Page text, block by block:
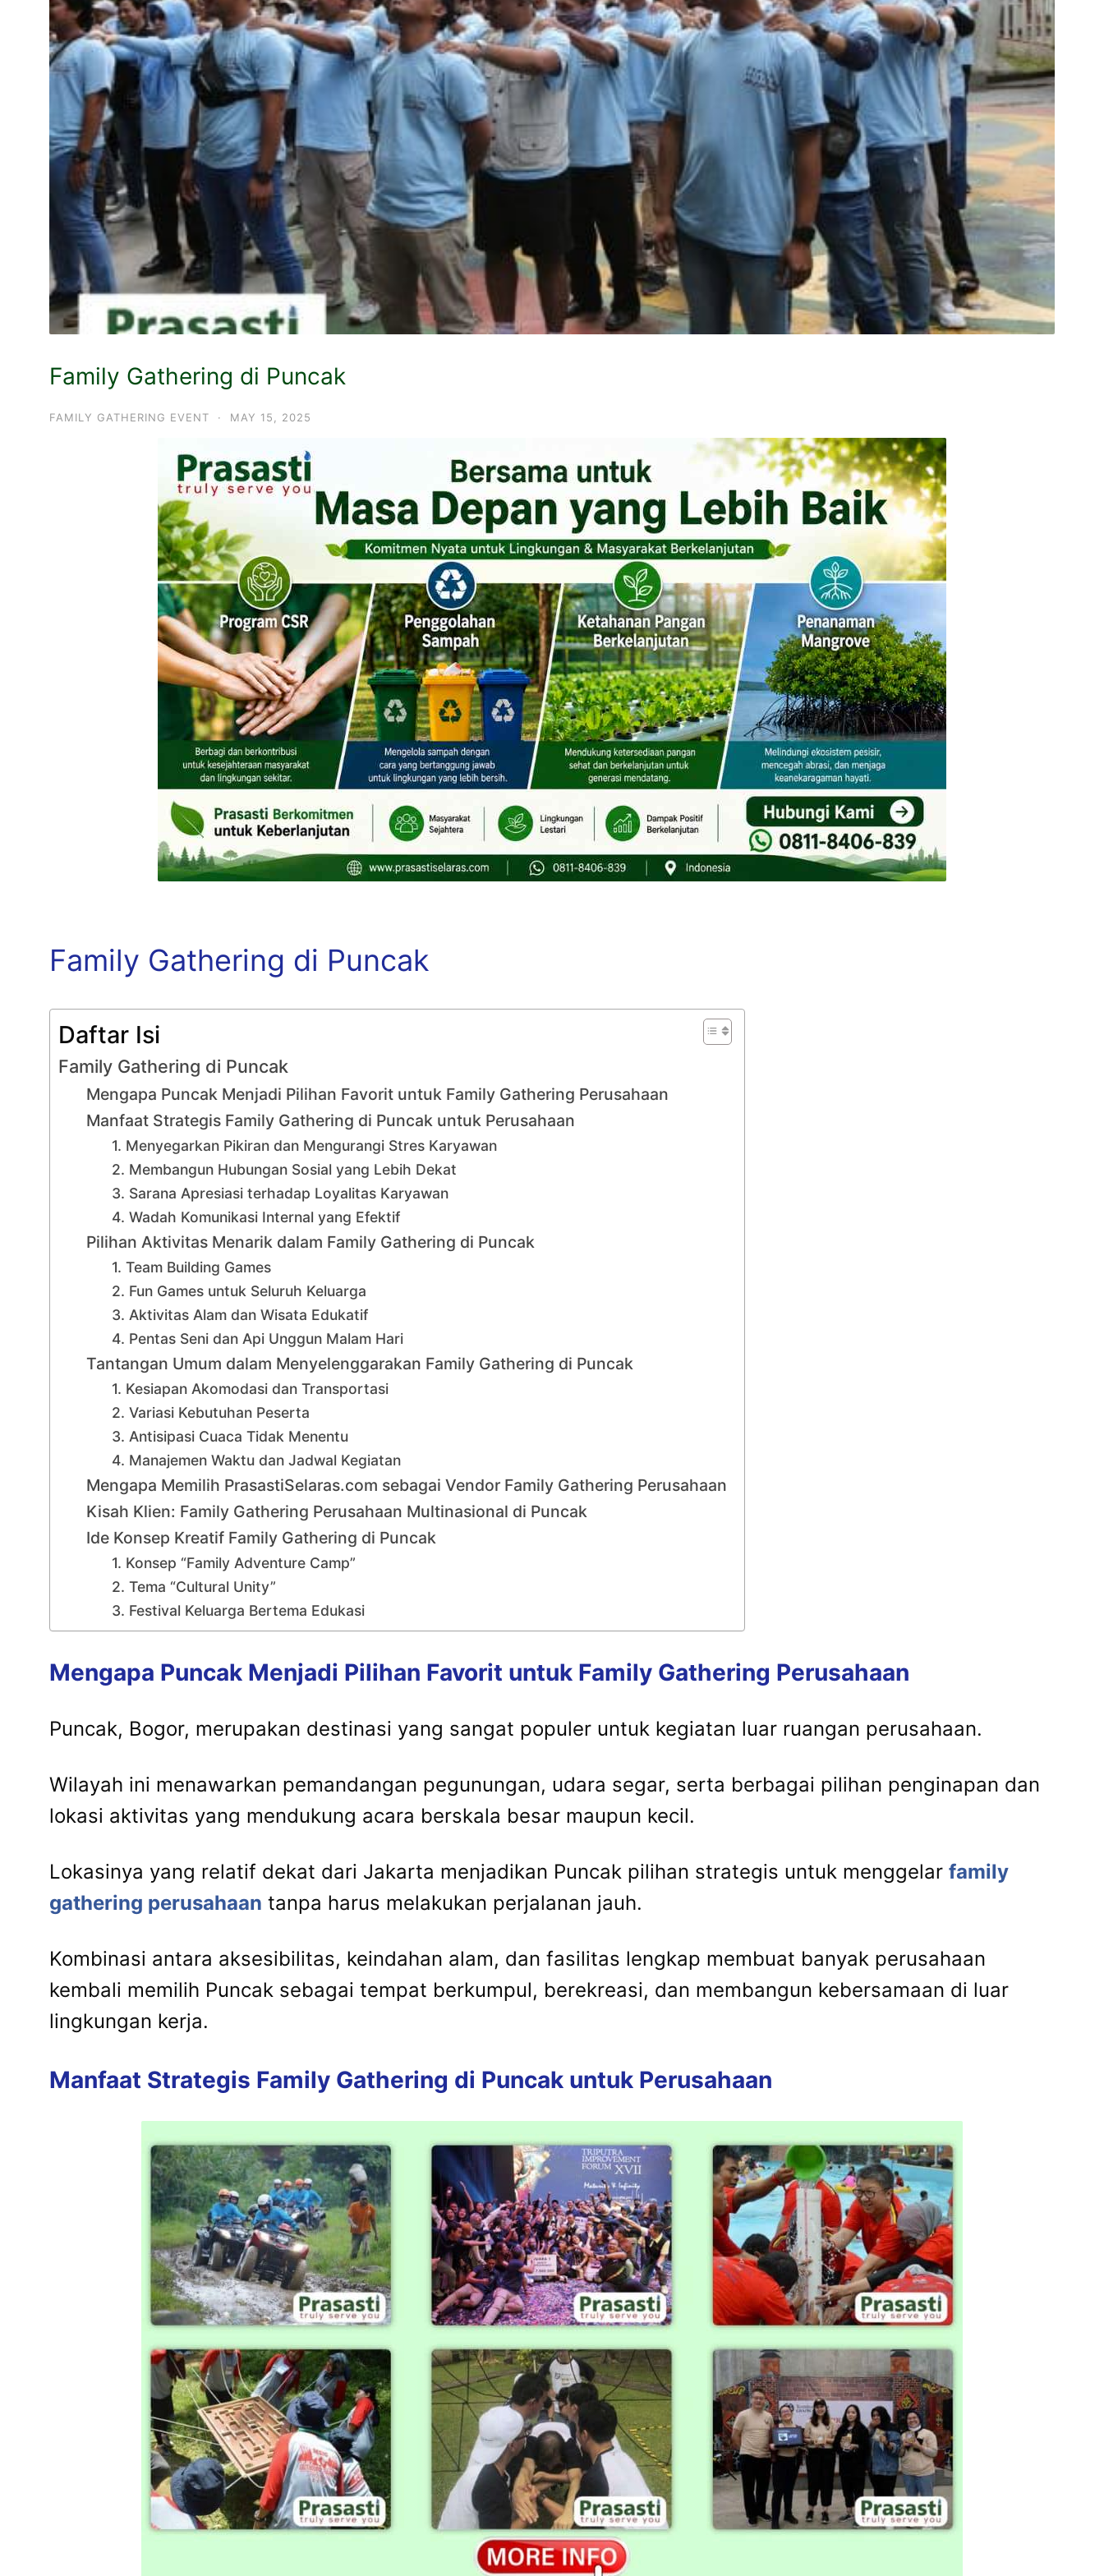
Family Gathering di Puncak
FAMILY GATHERING EVENT · MAY 15, 2025
Family Gathering di Puncak
Daftar Isi
Family Gathering di Puncak
Mengapa Puncak Menjadi Pilihan Favorit untuk Family Gathering Perusahaan
Manfaat Strategis Family Gathering di Puncak untuk Perusahaan
1. Menyegarkan Pikiran dan Mengurangi Stres Karyawan
2. Membangun Hubungan Sosial yang Lebih Dekat
3. Sarana Apresiasi terhadap Loyalitas Karyawan
4. Wadah Komunikasi Internal yang Efektif
Pilihan Aktivitas Menarik dalam Family Gathering di Puncak
1. Team Building Games
2. Fun Games untuk Seluruh Keluarga
3. Aktivitas Alam dan Wisata Edukatif
4. Pentas Seni dan Api Unggun Malam Hari
Tantangan Umum dalam Menyelenggarakan Family Gathering di Puncak
1. Kesiapan Akomodasi dan Transportasi
2. Variasi Kebutuhan Peserta
3. Antisipasi Cuaca Tidak Menentu
4. Manajemen Waktu dan Jadwal Kegiatan
Mengapa Memilih PrasastiSelaras.com sebagai Vendor Family Gathering Perusahaan
Kisah Klien: Family Gathering Perusahaan Multinasional di Puncak
Ide Konsep Kreatif Family Gathering di Puncak
1. Konsep “Family Adventure Camp”
2. Tema “Cultural Unity”
3. Festival Keluarga Bertema Edukasi
Mengapa Puncak Menjadi Pilihan Favorit untuk Family Gathering Perusahaan
Puncak, Bogor, merupakan destinasi yang sangat populer untuk kegiatan luar ruangan perusahaan.
Wilayah ini menawarkan pemandangan pegunungan, udara segar, serta berbagai pilihan penginapan dan
lokasi aktivitas yang mendukung acara berskala besar maupun kecil.
Lokasinya yang relatif dekat dari Jakarta menjadikan Puncak pilihan strategis untuk menggelar family
gathering perusahaan tanpa harus melakukan perjalanan jauh.
Kombinasi antara aksesibilitas, keindahan alam, dan fasilitas lengkap membuat banyak perusahaan
kembali memilih Puncak sebagai tempat berkumpul, berekreasi, dan membangun kebersamaan di luar
lingkungan kerja.
Manfaat Strategis Family Gathering di Puncak untuk Perusahaan